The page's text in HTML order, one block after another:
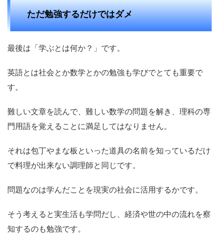
ただ勉強するだけではダメ
最後は「学ぶとは何か？」です。
英語とは社会とか数学とかの勉強も学びでとても重要で
す。
難しい文章を読んで、難しい数学の問題を解き、理科の専
門用語を覚えることに満足してはなりません。
それは包丁やまな板といった道具の名前を知っているだけ
で料理が出来ない調理師と同じです。
問題なのは学んだことを現実の社会に活用するかです。
そう考えると実生活も学問だし、経済や世の中の流れを察
知するのも勉強です。